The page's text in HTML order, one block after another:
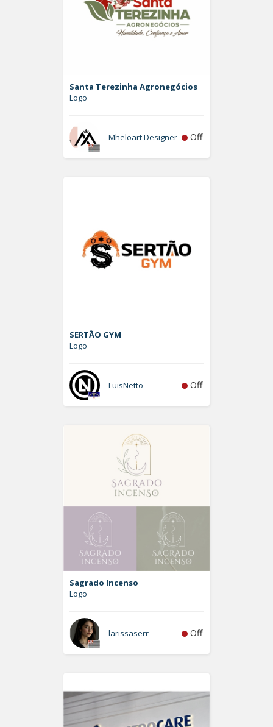
Santa Terezinha Agronegócios
Logo
Mheloart Designer Off
SERTÃO GYM
Logo
LuisNetto Off
Sagrado Incenso
Logo
larissaserr Off